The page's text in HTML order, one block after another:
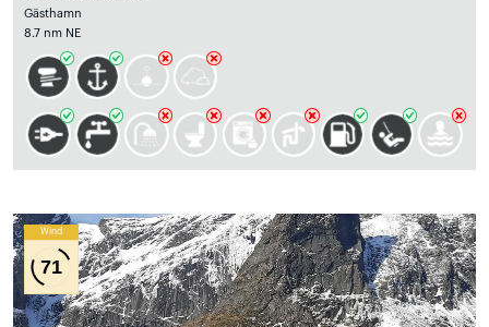
Gästhamn
8.7 nm NE
Wind
71